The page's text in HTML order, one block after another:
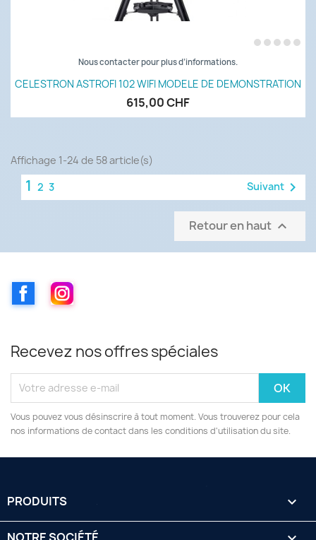
Nous contacter pour plus d’informations.
CELESTRON ASTROFI 102 WIFI MODELE DE DEMONSTRATION
615,00 CHF
Affichage 1-24 de 58 article(s)
1 2 3 Suivant 
Retour en haut 
FacebookInstagram
Recevez nos offres spéciales
Vous pouvez vous désinscrire à tout moment. Vous trouverez pour cela
nos informations de contact dans les conditions d'utilisation du site.
PRODUITS 